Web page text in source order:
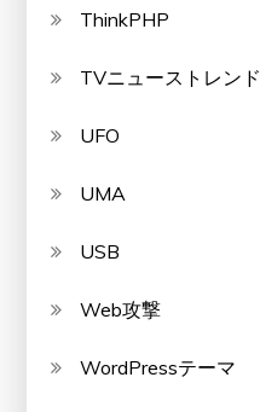
ThinkPHP
TVニューストレンド
UFO
UMA
USB
Web攻撃
WordPressテーマ